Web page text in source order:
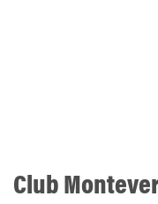
Club